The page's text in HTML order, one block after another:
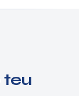
teu